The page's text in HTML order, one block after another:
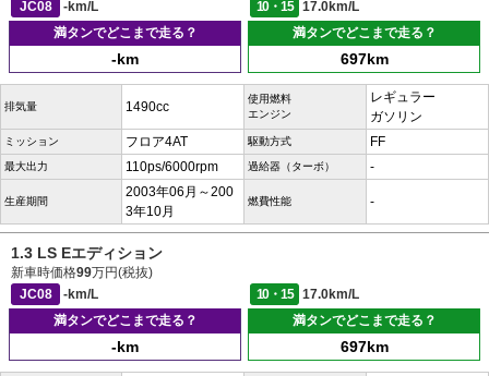
JC08
-km/L 10・15
17.0km/L
満タンでどこまで走る？
-km
満タンでどこまで走る？
697km
排気量 1490cc
使用燃料
エンジン
レギュラー
ガソリン
ミッション フロア4AT 駆動方式 FF
最大出力 110ps/6000rpm 過給器（ターボ） -
生産期間
2003年06月～200
3年10月
燃費性能 -
1.3 LS Eエディション
新車時価格99万円(税抜)
JC08
-km/L 10・15
17.0km/L
満タンでどこまで走る？
-km
満タンでどこまで走る？
697km